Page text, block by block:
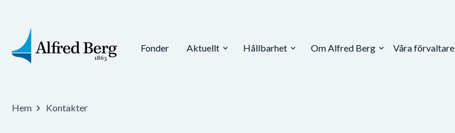
Fonder Aktuellt expand_more Hållbarhet expand_more Om Alfred Berg expand_more Våra förvaltare
Hem Kontakter